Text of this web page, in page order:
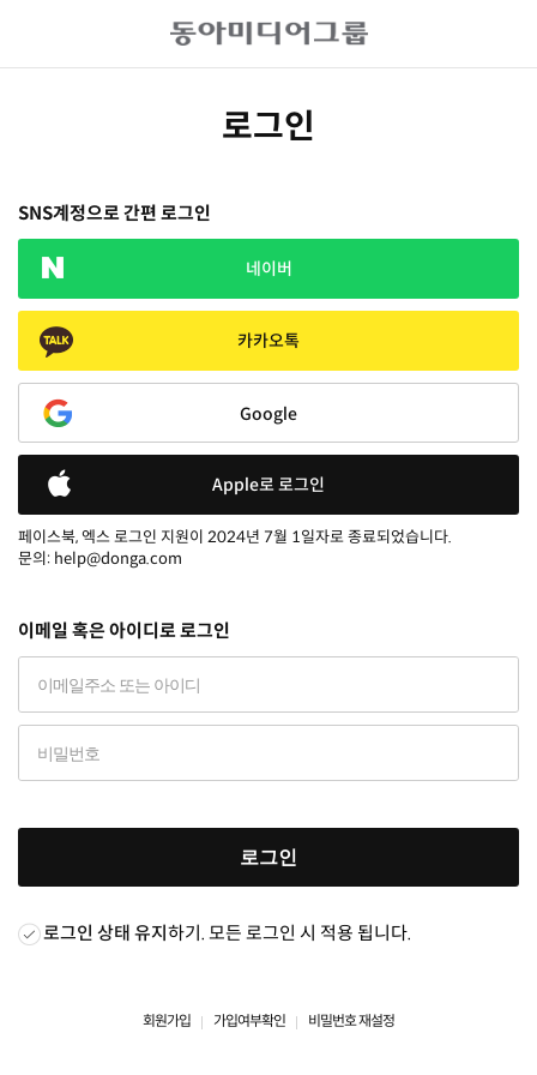
로그인
SNS계정으로 간편 로그인
네이버
카카오톡
Google
Apple로 로그인
페이스북, 엑스 로그인 지원이 2024년 7월 1일자로 종료되었습니다.
문의: help@donga.com
이메일 혹은 아이디로 로그인
로그인
로그인 상태 유지하기. 모든 로그인 시 적용 됩니다.
회원가입 가입여부확인 비밀번호 재설정